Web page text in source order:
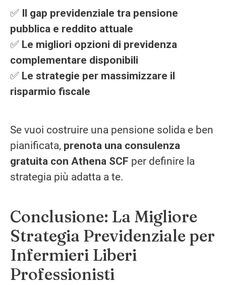
✅
Il gap previdenziale tra pensione
pubblica e reddito attuale
✅ Le migliori opzioni di previdenza
complementare disponibili
✅ Le strategie per massimizzare il
risparmio fiscale
Se vuoi costruire una pensione solida e ben
pianificata, prenota una consulenza
gratuita con Athena SCF per definire la
strategia più adatta a te.
Conclusione: La Migliore
Strategia Previdenziale per
Infermieri Liberi
Professionisti